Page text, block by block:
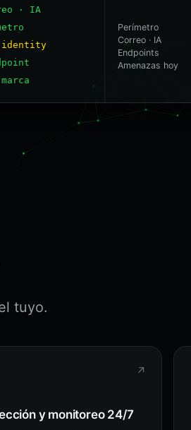
Perímetro
Correo · IA
Endpoints
Amenazas hoy
tuyo.
↗
y monitoreo 24/7